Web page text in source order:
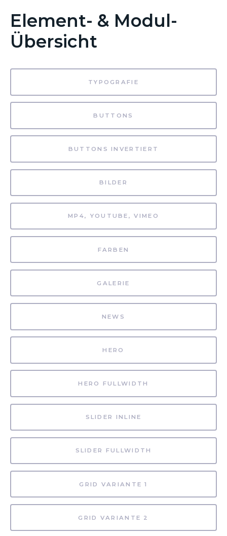
Element- & Modul-
Übersicht
TYPOGRAFIE
BUTTONS
BUTTONS INVERTIERT
BILDER
MP4, YOUTUBE, VIMEO
FARBEN
GALERIE
NEWS
HERO
HERO FULLWIDTH
SLIDER INLINE
SLIDER FULLWIDTH
GRID VARIANTE 1
GRID VARIANTE 2